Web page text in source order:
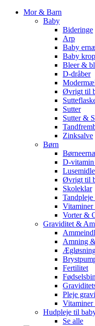
Mor & Barn
Baby
Bideringe
Arp
Baby
Baby
Bleer &
D-dråber
Øvrigt til
Sutter
Sutter &
Zinksalve
Børn
D-
Øvrigt til
Skoleklar
Tandpleje
Vitaminer
Vorter &
Graviditet &
Amning
Fertilitet
Pleje
Vitaminer
Hudpleje til
Se alle